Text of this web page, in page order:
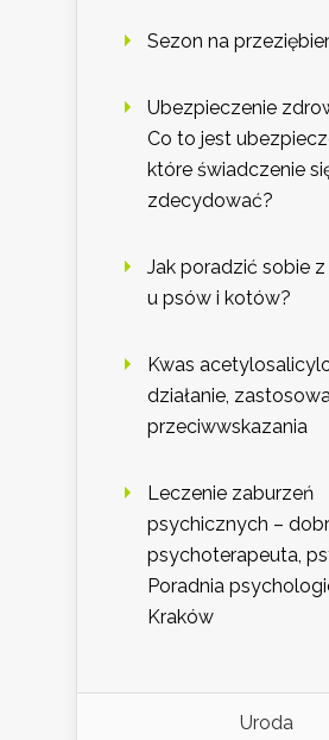
Sezon na
Ubezpieczenie
Co to jest
które świadczenie
zdecydować?
Jak poradzić sobie z
u psów i kotów?
Kwas
działanie,
przeciwwskazania
Leczenie zaburzeń
psychicznych –
psychoterapeuta,
Poradnia
Kraków
Uroda